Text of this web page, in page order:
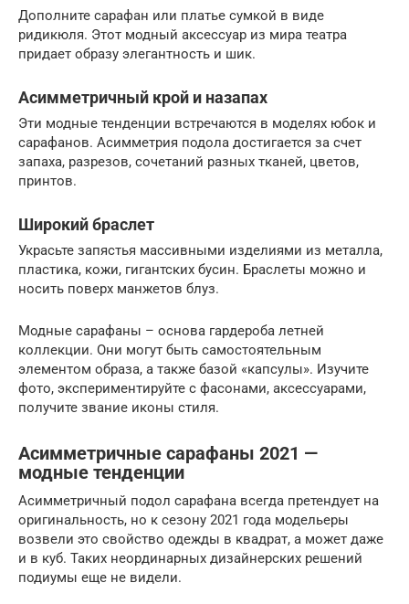
Дополните сарафан или платье сумкой в виде
ридикюля. Этот модный аксессуар из мира театра
придает образу элегантность и шик.
Асимметричный крой и назапах
Эти модные тенденции встречаются в моделях юбок и
сарафанов. Асимметрия подола достигается за счет
запаха, разрезов, сочетаний разных тканей, цветов,
принтов.
Широкий браслет
Украсьте запястья массивными изделиями из металла,
пластика, кожи, гигантских бусин. Браслеты можно и
носить поверх манжетов блуз.
Модные сарафаны – основа гардероба летней
коллекции. Они могут быть самостоятельным
элементом образа, а также базой «капсулы». Изучите
фото, экспериментируйте с фасонами, аксессуарами,
получите звание иконы стиля.
Асимметричные сарафаны 2021 —
модные тенденции
Асимметричный подол сарафана всегда претендует на
оригинальность, но к сезону 2021 года модельеры
возвели это свойство одежды в квадрат, а может даже
и в куб. Таких неординарных дизайнерских решений
подиумы еще не видели.